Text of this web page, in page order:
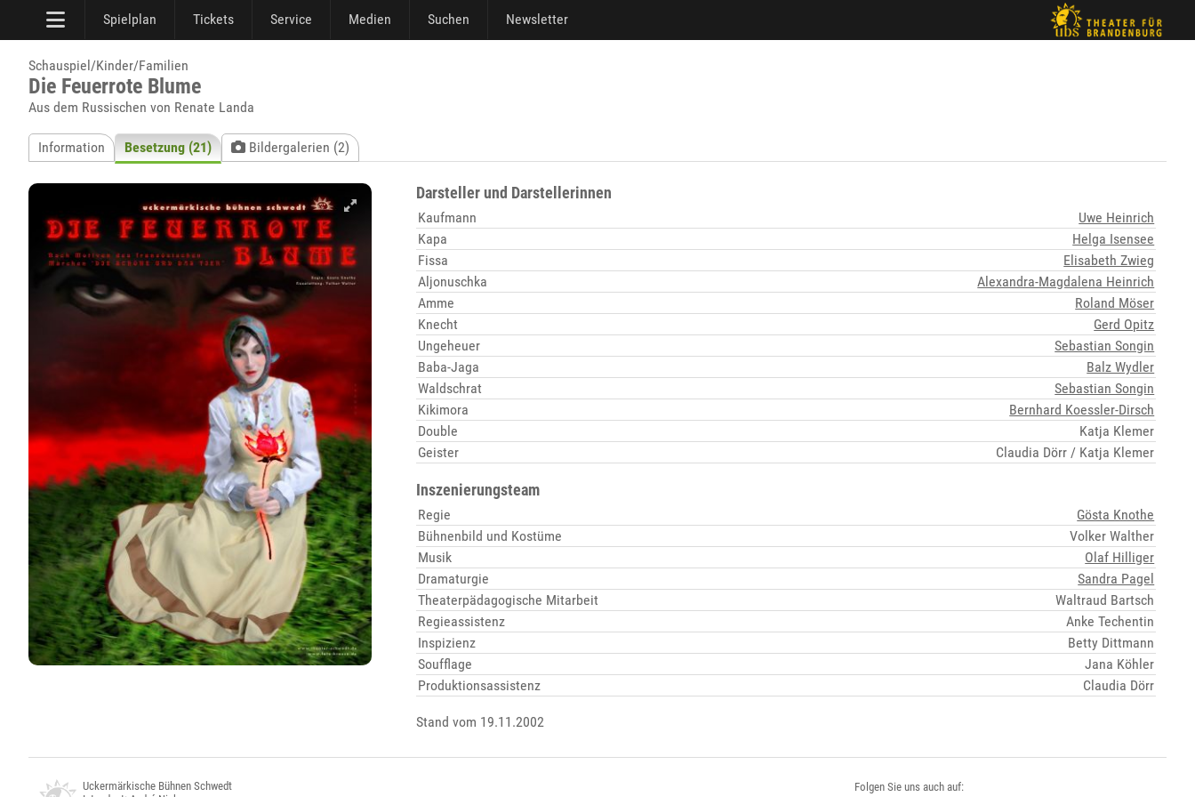
Spielplan Tickets Service Medien Suchen Newsletter
Schauspiel/Kinder/Familien
Die Feuerrote Blume
Aus dem Russischen von Renate Landa
Information Besetzung (21) Bildergalerien (2)
Darsteller und Darstellerinnen
Kaufmann
Uwe Heinrich
Kapa
Helga Isensee
Fissa
Elisabeth Zwieg
Aljonuschka
Alexandra-Magdalena Heinrich
Amme
Roland Möser
Knecht
Gerd Opitz
Ungeheuer
Sebastian Songin
Baba-Jaga
Balz Wydler
Waldschrat
Sebastian Songin
Kikimora
Bernhard Koessler-Dirsch
Double
Katja Klemer
Geister
Claudia Dörr / Katja Klemer
Inszenierungsteam
Regie
Gösta Knothe
Bühnenbild und Kostüme
Volker Walther
Musik
Olaf Hilliger
Dramaturgie
Sandra Pagel
Theaterpädagogische Mitarbeit
Waltraud Bartsch
Regieassistenz
Anke Techentin
Inspizienz
Betty Dittmann
Soufflage
Jana Köhler
Produktionsassistenz
Claudia Dörr
Stand vom 19.11.2002
Uckermärkische Bühnen Schwedt
Folgen Sie uns auch auf: